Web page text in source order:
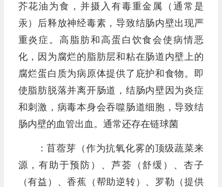
芥花油为食，并摄入有毒重金属（通常是
汞）后释放神经毒素，导致结肠内壁出现严
重炎症。高脂肪和高蛋白饮食会使病情恶
化，因为腐烂的脂肪层和粘在肠道内壁上的
腐烂蛋白质为病原体提供了庇护和食物。即
使脂肪脱落并离开肠道，结肠内壁因为炎症
和刺激，病毒本身会吞噬肠道细胞，导致结
肠内壁的血管出血。通常还存在链球菌
：苜蓿芽（作为抗氧化雾的顶级蔬菜来
源，有助于预防）、芦荟（舒缓）、杏子
（有益）、香蕉（帮助逆转）、罗勒（提供